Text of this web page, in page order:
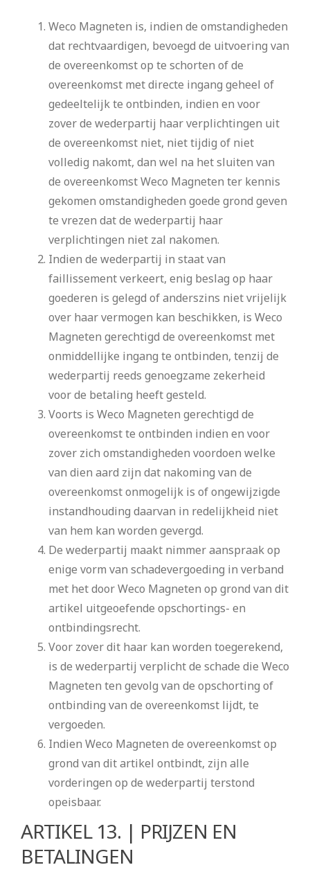
Weco Magneten is, indien de omstandigheden
dat rechtvaardigen, bevoegd de uitvoering van
de overeenkomst op te schorten of de
overeenkomst met directe ingang geheel of
gedeeltelijk te ontbinden, indien en voor
zover de wederpartij haar verplichtingen uit
de overeenkomst niet, niet tijdig of niet
volledig nakomt, dan wel na het sluiten van
de overeenkomst Weco Magneten ter kennis
gekomen omstandigheden goede grond geven
te vrezen dat de wederpartij haar
verplichtingen niet zal nakomen.
Indien de wederpartij in staat van
faillissement verkeert, enig beslag op haar
goederen is gelegd of anderszins niet vrijelijk
over haar vermogen kan beschikken, is Weco
Magneten gerechtigd de overeenkomst met
onmiddellijke ingang te ontbinden, tenzij de
wederpartij reeds genoegzame zekerheid
voor de betaling heeft gesteld.
Voorts is Weco Magneten gerechtigd de
overeenkomst te ontbinden indien en voor
zover zich omstandigheden voordoen welke
van dien aard zijn dat nakoming van de
overeenkomst onmogelijk is of ongewijzigde
instandhouding daarvan in redelijkheid niet
van hem kan worden gevergd.
De wederpartij maakt nimmer aanspraak op
enige vorm van schadevergoeding in verband
met het door Weco Magneten op grond van dit
artikel uitgeoefende opschortings- en
ontbindingsrecht.
Voor zover dit haar kan worden toegerekend,
is de wederpartij verplicht de schade die Weco
Magneten ten gevolg van de opschorting of
ontbinding van de overeenkomst lijdt, te
vergoeden.
Indien Weco Magneten de overeenkomst op
grond van dit artikel ontbindt, zijn alle
vorderingen op de wederpartij terstond
opeisbaar.
ARTIKEL 13. | PRIJZEN EN
BETALINGEN